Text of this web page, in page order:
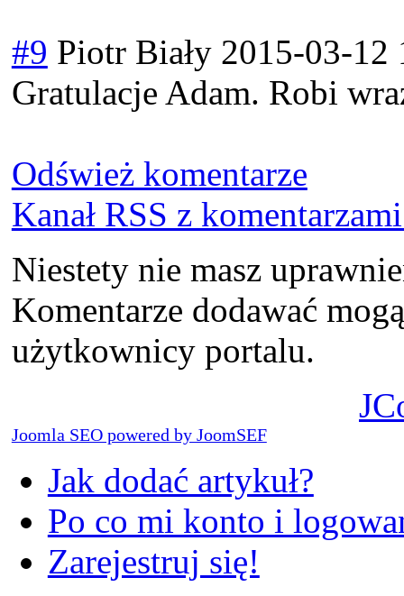
#9 Piotr Biały 2015-03-12
Gratulacje Adam. Robi
Odśwież komentarze
Kanał RSS z
Niestety nie masz
Komentarze dodawać
użytkownicy portalu.
Joomla SEO powered by JoomSEF
Jak dodać artykuł?
Po co mi konto i
Zarejestruj się!